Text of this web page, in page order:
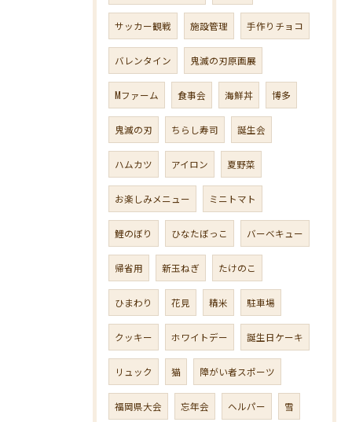
サッカー観戦 施設管理 手作りチョコ
バレンタイン 鬼滅の刃原画展
Mファーム 食事会 海鮮丼 博多
鬼滅の刃 ちらし寿司 誕生会
ハムカツ アイロン 夏野菜
お楽しみメニュー ミニトマト
鯉のぼり ひなたぼっこ バーベキュー
帰省用 新玉ねぎ たけのこ
ひまわり 花見 精米 駐車場
クッキー ホワイトデー 誕生日ケーキ
リュック 猫 障がい者スポーツ
福岡県大会 忘年会 ヘルパー 雪